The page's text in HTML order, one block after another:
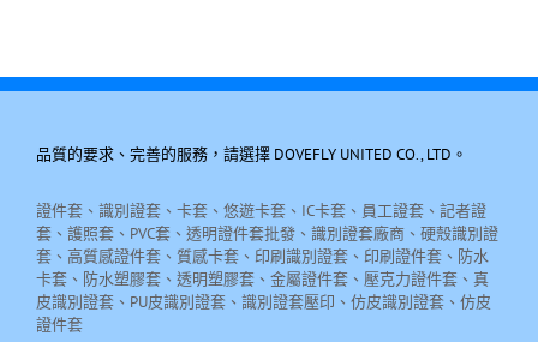
品質的要求、完善的服務，請選擇 DOVEFLY UNITED CO., LTD。
證件套、識別證套、卡套、悠遊卡套、IC卡套、員工證套、記者證
套、護照套、PVC套、透明證件套批發、識別證套廠商、硬殼識別證
套、高質感證件套、質感卡套、印刷識別證套、印刷證件套、防水
卡套、防水塑膠套、透明塑膠套、金屬證件套、壓克力證件套、真
皮識別證套、PU皮識別證套、識別證套壓印、仿皮識別證套、仿皮
證件套